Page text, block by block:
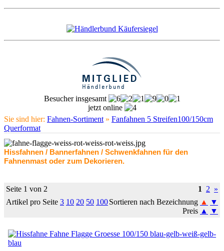
Besucher insgesamt
jetzt online
Sie sind hier: Fahnen-Sortiment » Fanfahnen 5 Streifen100/150cm
Querformat
Hissfahnen / Bannerfahnen / Schwenkfahnen für den
Fahnenmast oder zum Dekorieren.
Seite 1 von 2 1 2 »
Artikel pro Seite 3 10 20 50 100Sortieren nach Bezeichnung ▲
▼
Preis ▲ ▼